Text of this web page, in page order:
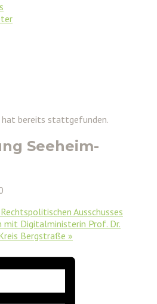
hat bereits stattgefunden.
Seeheim-
Ausschusses
mit Digitalministerin Prof. Dr.
Bergstraße »